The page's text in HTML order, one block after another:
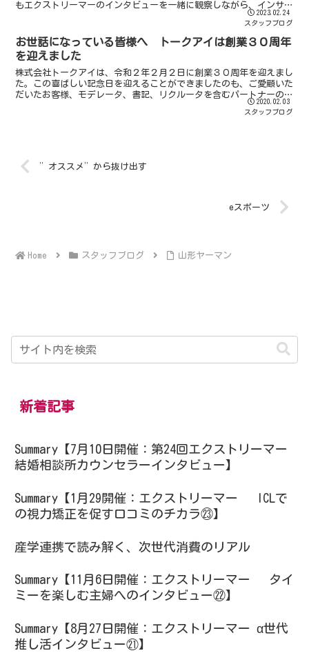
もエクストリーマーのインタビューを一緒に観察しながら、インサイ
トを探ってみませんか。━━━━━━━━━━━━━━━━━...
2023.02.24
スタッフブログ
お世話になっている皆様へ トークアイは創業３０周年
を迎えました
株式会社トークアイは、令和２年２月２日に創業３０周年を迎えまし
た。この喜ばしい記念日を迎えることができましたのも、ご愛顧いた
だいたお客様、モデレータ、書記、リクルータを含むパートナーの皆
様、そして様々な調査にご参加いただいた対象者の方々のお...2020.02.03
スタッフブログ
”オススメ”から抜け出す
eスポーツ
スタッフブログ 山形ヤーマン
新着記事
Summary【7月10日開催：第24回エクストリーマー
結婚相談所カウンセラーインタビュー】
Summary【1月29開催：エクストリーマー ICLで
の視力矯正を促す口コミのチカラ㉓】
産学連携で読み解く、次世代消費のリアル
Summary【11月6日開催：エクストリーマー タイ
ミーを楽しむ主婦へのインタビュー㉒】
Summary【8月27日開催：エクストリーマー α世代
推し活インタビュー㉑】